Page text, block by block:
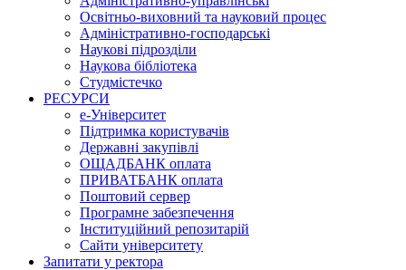
Освітньо-виховний та науковий процес
Адміністративно-господарські
Наукові підрозділи
Наукова бібліотека
Студмістечко
РЕСУРСИ
е-Університет
Підтримка користувачів
Державні закупівлі
ОЩАДБАНК оплата
ПРИВАТБАНК оплата
Поштовий сервер
Програмне забезпечення
Інституційний репозитарій
Сайти університету
Запитати у ректора